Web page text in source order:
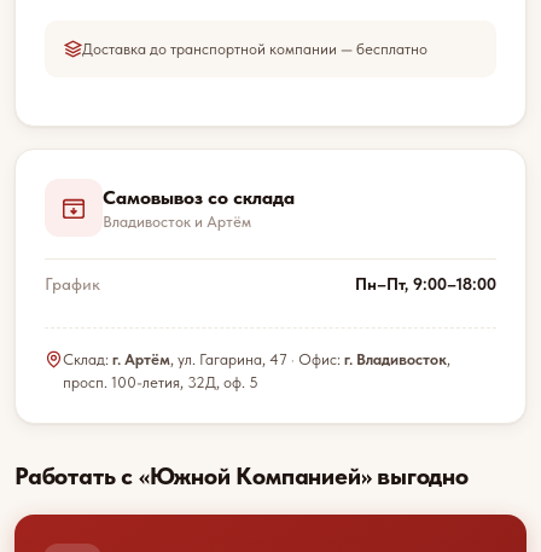
Доставка до транспортной компании — бесплатно
Самовывоз со склада
Владивосток и Артём
График Пн–Пт, 9:00–18:00
Склад: г. Артём, ул. Гагарина, 47 · Офис: г. Владивосток,
просп. 100-летия, 32Д, оф. 5
Работать с «Южной Компанией» выгодно